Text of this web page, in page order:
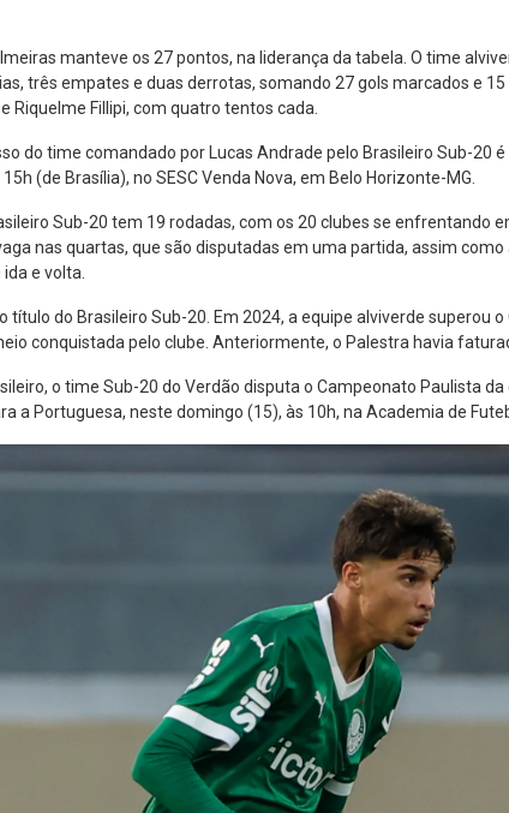
manteve os 27 pontos, na liderança da tabela. O time
três empates e duas derrotas, somando 27 gols marcados e
Riquelme Fillipi, com quatro tentos cada.
do time comandado por Lucas Andrade pelo Brasileiro Sub-20
(de Brasília), no SESC Venda Nova, em Belo Horizonte-MG.
Sub-20 tem 19 rodadas, com os 20 clubes se enfrentando
nas quartas, que são disputadas em uma partida, assim
e volta.
título do Brasileiro Sub-20. Em 2024, a equipe alviverde superou
conquistada pelo clube. Anteriormente, o Palestra havia
o time Sub-20 do Verdão disputa o Campeonato Paulista
a Portuguesa, neste domingo (15), às 10h, na Academia de
R$23,01